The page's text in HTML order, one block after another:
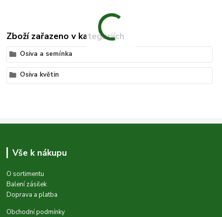
Zboží zařazeno v kategoriích
Osiva a semínka
Osiva květin
Vše k nákupu
O sortimentu
Balení zásilek
Doprava a platba
Obchodní podmínky